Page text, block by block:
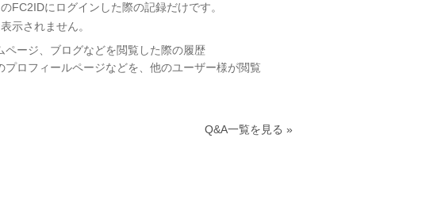
FC2IDにログインした際の記録だけです。
示されません。
ページ、ブログなどを閲覧した際の履歴
ロフィールページなどを、他のユーザー様が閲覧
Q&A一覧を見る »